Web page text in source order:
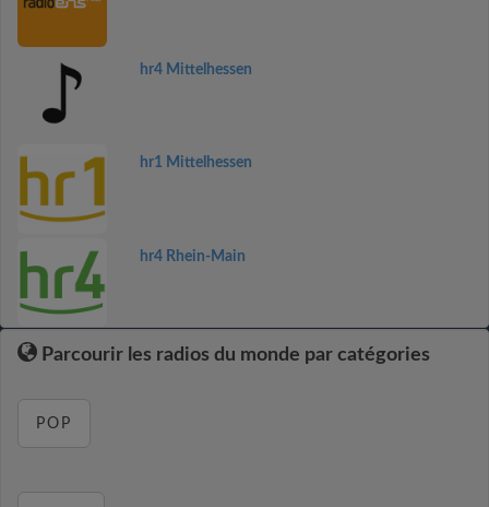
hr4 Mittelhessen
hr1 Mittelhessen
hr4 Rhein-Main
Parcourir les radios du monde par catégories
POP